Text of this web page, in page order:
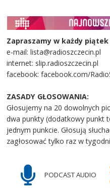
Zapraszamy w każdy piątek
e-mail: lista@radioszczecin.pl
internet: slip.radioszczecin.pl
facebook: facebook.com/
ZASADY GŁOSOWANIA:
Głosujemy na 20 dowolnych
dwa punkty (dodatkowy punkt
jednym punkcie. Głosują
zagłosować tylko raz w
PODCAST AUDIO